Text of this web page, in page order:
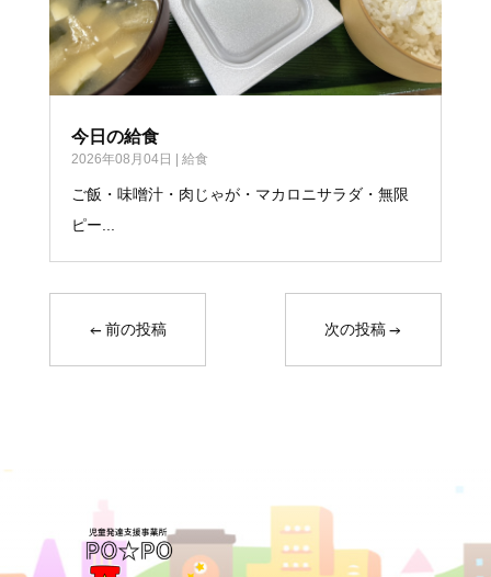
今日の給食
2026年08月04日 給食
ご飯・味噌汁・肉じゃが・マカロニサラダ・無限
ピー...
←前の投稿 次の投稿→